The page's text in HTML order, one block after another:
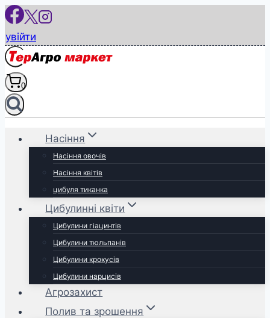
Перейти
вмісту
увійти
0
Насіння
Насіння овочів
Насіння квітів
цибуля тиканка
Цибулинні квіти
Цибулини гіацинтів
Цибулини тюльпанів
Цибулини крокусів
Цибулини нарцисів
Агрозахист
Полив та зрошення